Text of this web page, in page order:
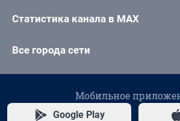
Статистика канала в MAX
Все города сети
Мобильное
Google Play